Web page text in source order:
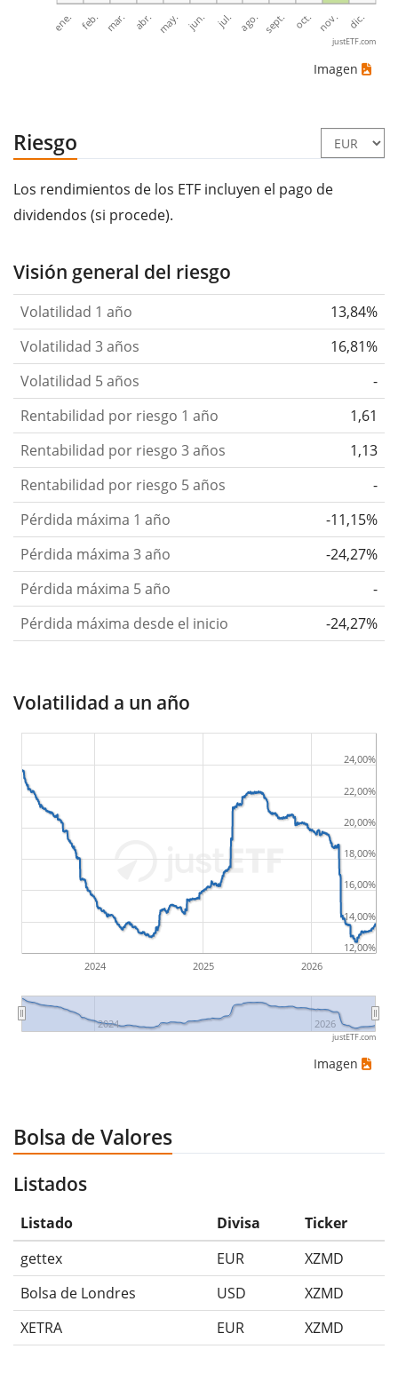
ene. feb. mar. abr. may. jun. jul. ago. sept. oct. nov. dic.
justETF.com
Imagen
Riesgo
Los rendimientos de los ETF incluyen el pago de
dividendos (si procede).
Visión general del riesgo
Volatilidad 1 año
13,84%
Volatilidad 3 años
16,81%
Volatilidad 5 años
-
Rentabilidad por riesgo 1 año
1,61
Rentabilidad por riesgo 3 años
1,13
Rentabilidad por riesgo 5 años
-
Pérdida máxima 1 año
-11,15%
Pérdida máxima 3 año
-24,27%
Pérdida máxima 5 año
-
Pérdida máxima desde el inicio
-24,27%
Volatilidad a un año
2024 2025 2026
2024 2026
12,00%
14,00%
16,00%
18,00%
20,00%
22,00%
24,00%
justETF.com
Imagen
Bolsa de Valores
Listados
Listado Divisa
Ticker
gettex
EUR
XZMD
Bolsa de Londres
USD
XZMD
XETRA
EUR XZMD